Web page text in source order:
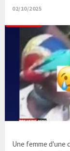
02/10/2025
Une femme d'une